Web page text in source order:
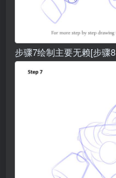
步骤7绘制主要无赖[步骤8